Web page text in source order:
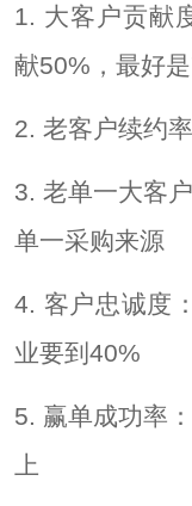
1. 大客户贡献
献50%，最好
2. 老客户续约
3. 老单一大客
单一采购来源
4. 客户忠诚度
业要到40%
5. 赢单成功率
上